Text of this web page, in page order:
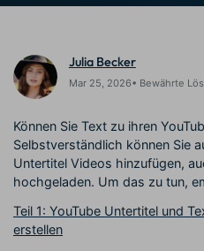
Videos erstellen
Kickstart Bootcamp
Lernen, ausdrücken und
Videobearbeitungs-
Fähigkeiten mit Filmora
Creator
Monetarisierungs-
Unsere Mission, Geschichte
und Kunden
Kunden-Geschichten
Erfahren Sie, wie unsere
Kunden Erfolg haben
Suchen
Julia Becker
Mar 25, 2026• Bewährte
Können Sie Text zu ihren
Selbstverständlich können Sie
Untertitel Videos hinzufügen,
hochgeladen. Um das zu tun,
Teil 1: YouTube Untertitel und
erstellen